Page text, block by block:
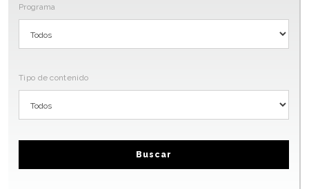
Programa
Tipo de contenido
Buscar